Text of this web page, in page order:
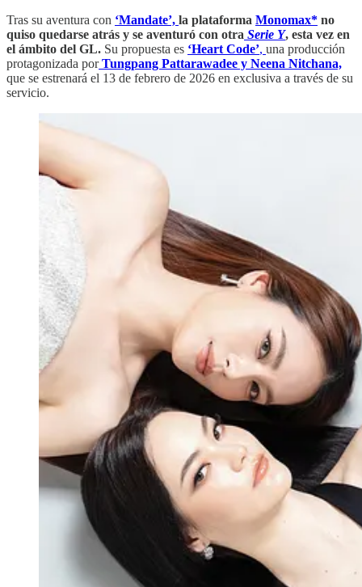
Tras su aventura con ‘Mandate’, la plataforma Monomax* no
quiso quedarse atrás y se aventuró con otra Serie Y, esta vez en
el ámbito del GL. Su propuesta es ‘Heart Code’, una producción
protagonizada por Tungpang Pattarawadee y Neena Nitchana,
que se estrenará el 13 de febrero de 2026 en exclusiva a través de su
servicio.